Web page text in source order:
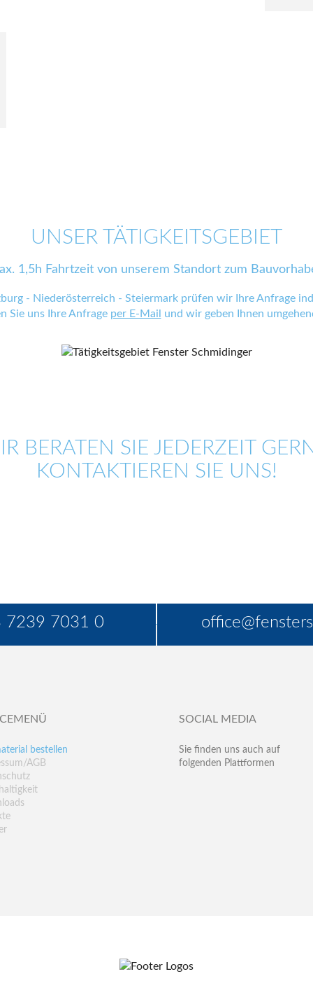
UNSER TÄTIGKEITSGEBIET
1,5h Fahrtzeit von unserem Standort zum
- Niederösterreich - Steiermark prüfen wir Ihre Anfrage
Sie uns Ihre Anfrage per E-Mail und wir geben Ihnen
BERATEN SIE JEDERZEIT
KONTAKTIEREN SIE UNS!
7239 7031 0
bestellen
AGB
SOCIAL MEDIA
Sie finden uns auch auf
folgenden Plattformen